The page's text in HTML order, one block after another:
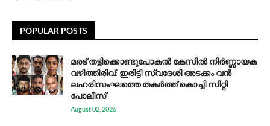
POPULAR POSTS
മരട് തട്ടിക്കൊണ്ടുപോകൽ കേസിൽ നിർണ്ണായക
വഴിത്തിരിവ്: ഇരിട്ടി സ്വദേശി അടക്കം വൻ
ലഹരിസംഘത്തെ തകർത്ത് കൊച്ചി സിറ്റി
പോലീസ്
August 02, 2026